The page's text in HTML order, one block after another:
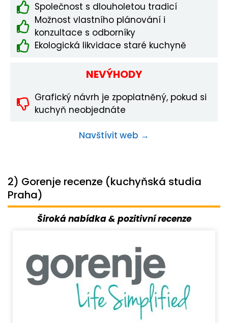
Společnost s dlouholetou tradicí
Možnost vlastního plánování i
konzultace s odborníky
Ekologická likvidace staré kuchyně
NEVÝHODY
Grafický návrh je zpoplatněný, pokud si
kuchyň neobjednáte
Navštívit web →
2) Gorenje recenze (kuchyňská studia
Praha)
Široká nabídka & pozitivní recenze